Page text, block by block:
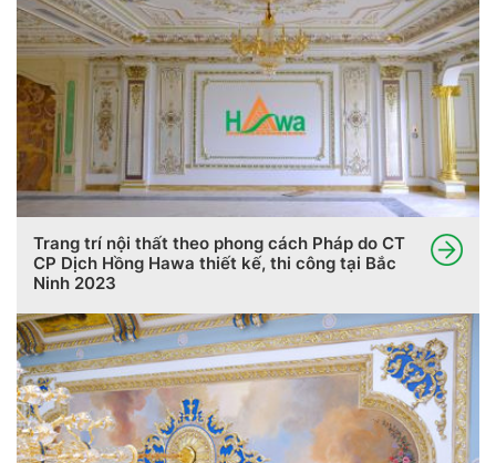
Trang trí nội thất theo phong cách Pháp do CT
CP Dịch Hồng Hawa thiết kế, thi công tại Bắc
Ninh 2023